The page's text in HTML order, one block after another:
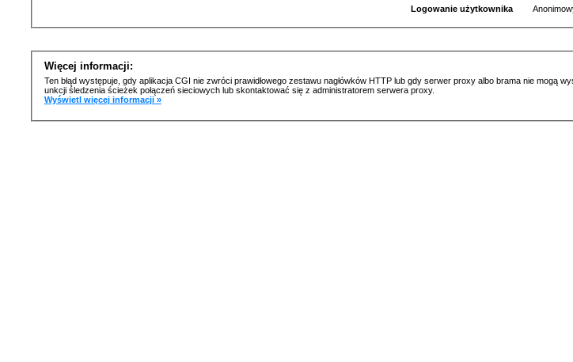
Logowanie użytkownika
Więcej informacji:
Ten błąd występuje, gdy aplikacja CGI nie zwróci prawidłowego zestawu nagłówków HTTP lub gdy serwer proxy albo brama nie
unkcji śledzenia ścieżek połączeń sieciowych lub skontaktować się z administratorem serwera proxy.
Wyświetl więcej informacji »